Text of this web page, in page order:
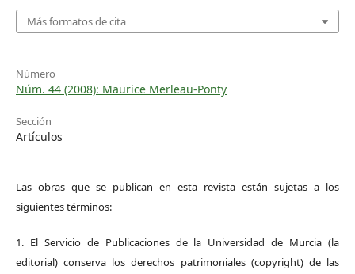
Más formatos de cita
Número
Núm. 44 (2008): Maurice Merleau-Ponty
Sección
Artículos
Las obras que se publican en esta revista están sujetas a los
siguientes términos:
1. El Servicio de Publicaciones de la Universidad de Murcia (la
editorial) conserva los derechos patrimoniales (copyright) de las